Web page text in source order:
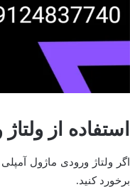
استفاده از
اگر ولتاژ ورودی ماژول
برخورد کنید.